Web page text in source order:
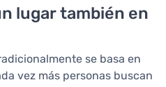
lugar también en
se basa en
vez más personas buscan